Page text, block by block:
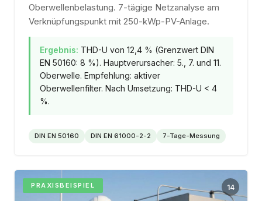
Oberwellenbelastung. 7-tägige Netzanalyse am
Verknüpfungspunkt mit 250-kWp-PV-Anlage.
Ergebnis: THD-U von 12,4 % (Grenzwert DIN
EN 50160: 8 %). Hauptverursacher: 5., 7. und 11.
Oberwelle. Empfehlung: aktiver
Oberwellenfilter. Nach Umsetzung: THD-U < 4
%.
DIN EN 50160 DIN EN 61000-2-2 7-Tage-Messung
PRAXISBEISPIEL 14